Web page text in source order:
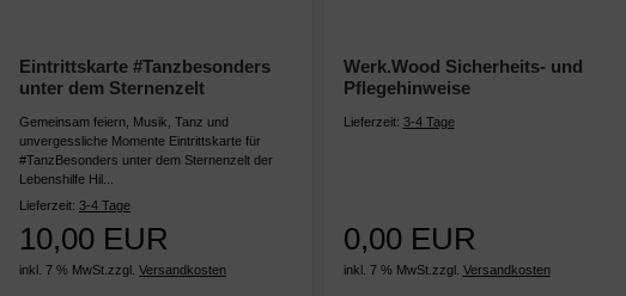
Eintrittskarte #Tanzbesonders
unter dem Sternenzelt
Gemeinsam feiern, Musik, Tanz und
unvergessliche Momente Eintrittskarte für
#TanzBesonders unter dem Sternenzelt der
Lebenshilfe Hil...
Lieferzeit: 3-4 Tage
10,00 EUR
inkl. 7 % MwSt. zzgl. Versandkosten
Werk.Wood Sicherheits- und
Pflegehinweise
Lieferzeit: 3-4 Tage
0,00 EUR
inkl. 7 % MwSt. zzgl. Versandkosten